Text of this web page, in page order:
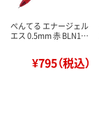
ぺんてる エナージェル
エス 0.5mm 赤 BLN1…
¥795（税込）